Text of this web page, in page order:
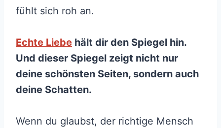
fühlt sich roh an.
Echte Liebe hält dir den Spiegel hin.
Und dieser Spiegel zeigt nicht nur
deine schönsten Seiten, sondern auch
deine Schatten.
Wenn du glaubst, der richtige Mensch